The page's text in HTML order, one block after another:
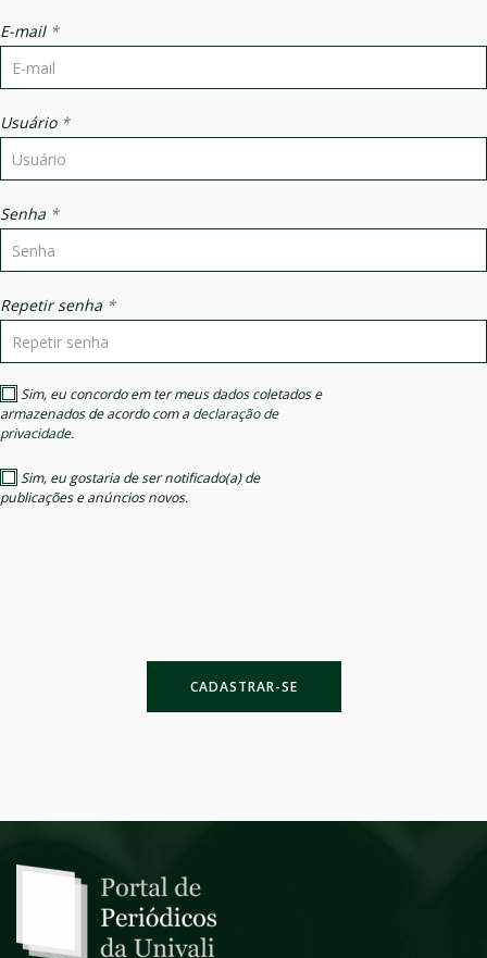
E-mail *
Usuário *
Senha *
Repetir senha *
armazenados de acordo com a declaração de
privacidade.
publicações e anúncios novos.
CADASTRAR-SE